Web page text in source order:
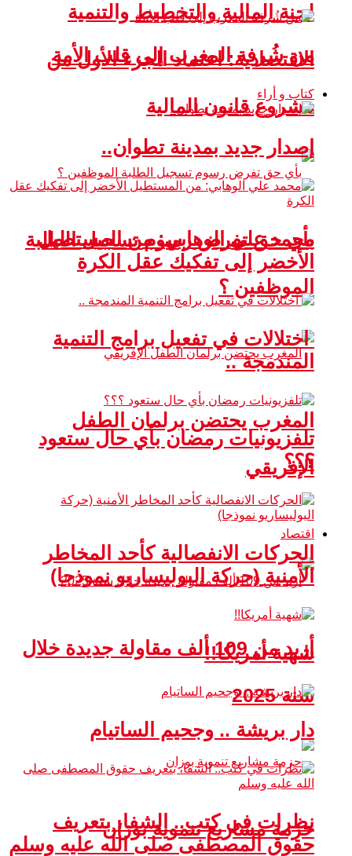
لجنة المالية والتخطيط والتنمية
الاقتصادية: اعتماد الجزء الأول من
مشروع قانون المالية
بأي حق تفرض رسوم تسجيل الطلبة
الموظفين ؟
المغرب يحتضن برلمان الطفل
الإفريقي
اقتصاد
أزيد من 109 ألف مقاولة جديدة خلال
سنة 2025
حزمة مشاريع تنموية بوزان
من شُرفة المغرب إلى قلب الأمة
كتاب و أراء
إصدار جديد بمدينة تطوان..
محمد علي الوهابي: من المستطيل
الأخضر إلى تفكيك عقل الكرة
اختلالات في تفعيل برامج التنمية
المندمجة ..
تلفزيونيات رمضان بأي حال ستعود
؟؟؟
الحركات الانفصالية كأحد المخاطر
الأمنية (حركة البوليساريو نموذجا)
شهية أمريكا!!
دار بريشة .. وجحيم الساتيام
نظرات في كتب.. الشفا، بتعريف
حقوق المصطفى صلى الله عليه وسلم